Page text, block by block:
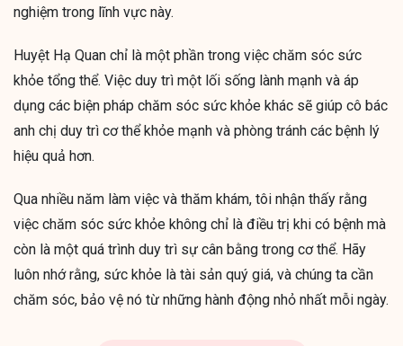
nghiệm trong lĩnh vực này.
Huyệt Hạ Quan chỉ là một phần trong việc chăm sóc sức
khỏe tổng thể. Việc duy trì một lối sống lành mạnh và áp
dụng các biện pháp chăm sóc sức khỏe khác sẽ giúp cô bác
anh chị duy trì cơ thể khỏe mạnh và phòng tránh các bệnh lý
hiệu quả hơn.
Qua nhiều năm làm việc và thăm khám, tôi nhận thấy rằng
việc chăm sóc sức khỏe không chỉ là điều trị khi có bệnh mà
còn là một quá trình duy trì sự cân bằng trong cơ thể. Hãy
luôn nhớ rằng, sức khỏe là tài sản quý giá, và chúng ta cần
chăm sóc, bảo vệ nó từ những hành động nhỏ nhất mỗi ngày.